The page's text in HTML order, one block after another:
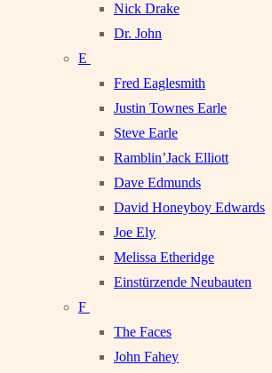
Nick Drake
Dr. John
E
Fred Eaglesmith
Justin Townes Earle
Steve Earle
Ramblin’Jack Elliott
Dave Edmunds
David Honeyboy Edwards
Joe Ely
Melissa Etheridge
Einstürzende Neubauten
F
The Faces
John Fahey